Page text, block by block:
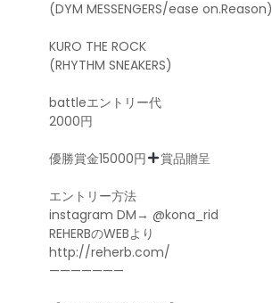
(DYM MESSENGERS/ease on.Reason)
KURO THE ROCK
(RHYTHM SNEAKERS)
battleエントリー代
2000円
優勝賞金15000円 賞品贈呈
エントリー方法
instagram DM→ @kona_rid
REHERBのWEBより
http://reherb.com/
———————